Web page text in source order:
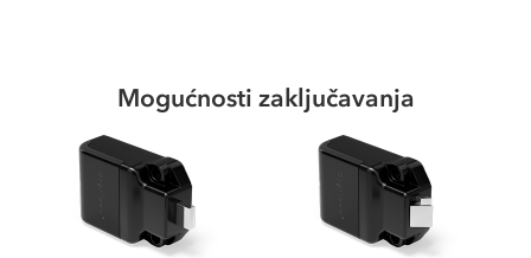
Mogućnosti zaključavanja